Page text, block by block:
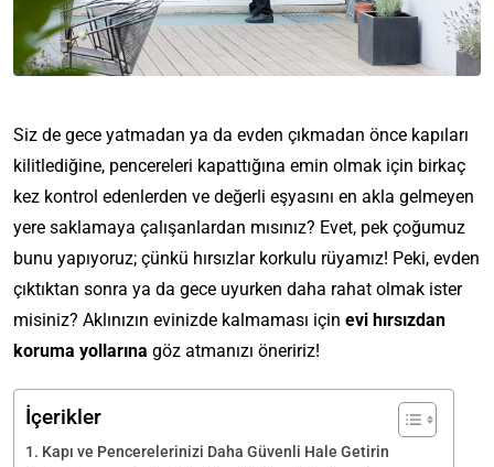
Siz de gece yatmadan ya da evden çıkmadan önce kapıları
kilitlediğine, pencereleri kapattığına emin olmak için birkaç
kez kontrol edenlerden ve değerli eşyasını en akla gelmeyen
yere saklamaya çalışanlardan mısınız? Evet, pek çoğumuz
bunu yapıyoruz; çünkü hırsızlar korkulu rüyamız! Peki, evden
çıktıktan sonra ya da gece uyurken daha rahat olmak ister
misiniz? Aklınızın evinizde kalmaması için evi hırsızdan
koruma yollarına göz atmanızı öneririz!
İçerikler
Kapı ve Pencerelerinizi Daha Güvenli Hale Getirin